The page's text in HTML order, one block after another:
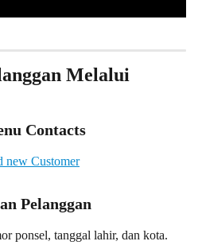
Melalui
Contacts
Pelanggan
ponsel, tanggal lahir, dan kota.